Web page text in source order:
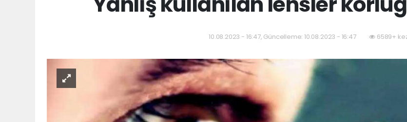
10.08.2023 - 16:47, Güncelleme: 10.08.2023 - 16:47 6589+